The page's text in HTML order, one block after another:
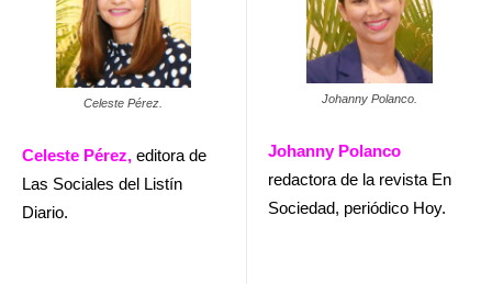
Celeste Pérez.
Celeste Pérez, editora de
Las Sociales del Listín
Diario.
Johanny Polanco.
Johanny Polanco
redactora de la revista En
Sociedad, periódico Hoy.